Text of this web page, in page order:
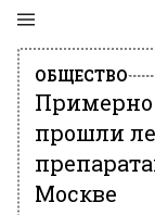
ОБЩЕСТВО
Примерно
прошли
Москве